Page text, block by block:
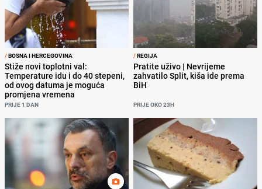
/BOSNA I HERCEGOVINA
Stiže novi toplotni val:
Temperature idu i do 40 stepeni,
od ovog datuma je moguća
promjena vremena
PRIJE 1 DAN
/REGIJA
Pratite uživo | Nevrijeme
zahvatilo Split, kiša ide prema
BiH
PRIJE OKO 23H